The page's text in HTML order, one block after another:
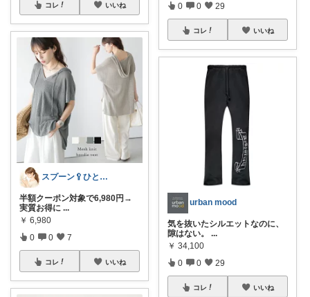
コレ いいね
スプーン🥄ひとさじの暮らし
半額クーポン対象で6,980円→
実質お得に ...
￥ 6,980
0 0 7
コレ いいね
0 0 29
コレ いいね
urban mood
気を抜いたシルエットなのに、
隙はない。 ...
￥ 34,100
0 0 29
コレ いいね